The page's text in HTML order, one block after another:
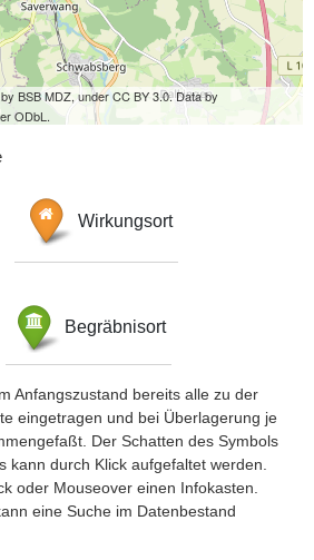
BSB MDZ, under CC BY 3.0. Data by
ODbL.
Wirkungsort
Begräbnisort
Anfangszustand bereits alle zu der
eingetragen und bei Überlagerung je
Der Schatten des Symbols
kann durch Klick aufgefaltet werden.
oder Mouseover einen Infokasten.
eine Suche im Datenbestand